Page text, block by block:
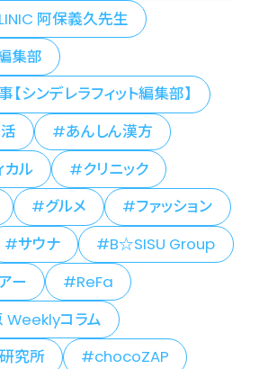
阿保義久先生
集部
【シンデレラフィット編集部】
あんしん漢方
カル
クリニック
グルメ
ファッション
サウナ
B☆SISU Group
ー
ReFa
Weeklyコラム
究所
chocoZAP